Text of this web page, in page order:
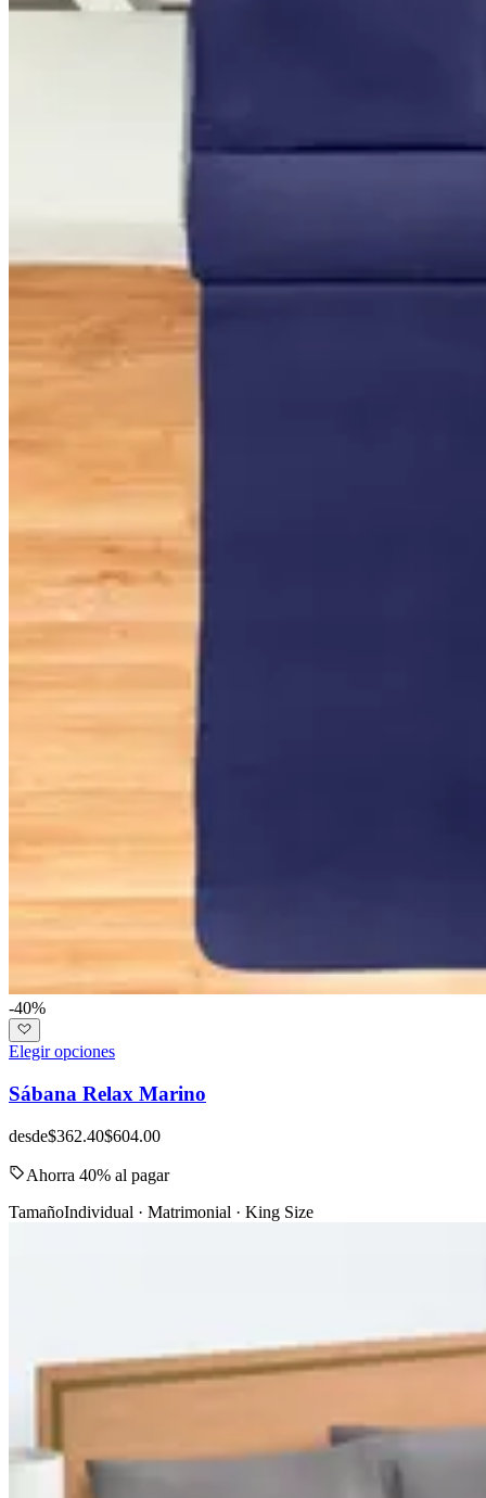
-40%
Elegir opciones
Sábana Relax Marino
desde$362.40$604.00
Ahorra 40% al pagar
TamañoIndividual · Matrimonial · King Size